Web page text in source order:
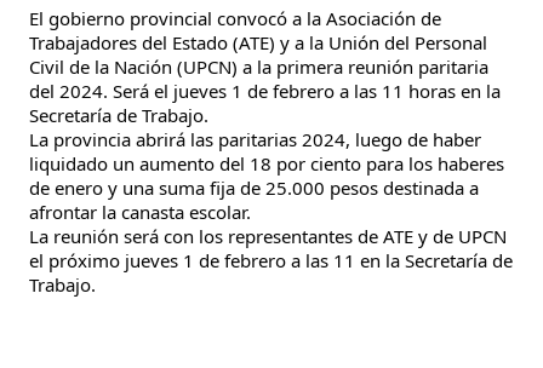
El gobierno provincial convocó a la Asociación de
Trabajadores del Estado (ATE) y a la Unión del Personal
Civil de la Nación (UPCN) a la primera reunión paritaria
del 2024. Será el jueves 1 de febrero a las 11 horas en la
Secretaría de Trabajo.
La provincia abrirá las paritarias 2024, luego de haber
liquidado un aumento del 18 por ciento para los haberes
de enero y una suma fija de 25.000 pesos destinada a
afrontar la canasta escolar.
La reunión será con los representantes de ATE y de UPCN
el próximo jueves 1 de febrero a las 11 en la Secretaría de
Trabajo.